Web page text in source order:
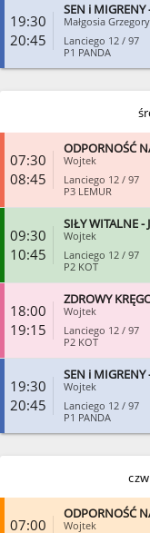
19:30
20:45
SEN i
Małgosia Grzegory
Lanciego 12 / 97
P1 PANDA
07:30
08:45
ODPORNOŚĆ
Wojtek
Lanciego 12 / 97
P3 LEMUR
09:30
10:45
SIŁY WITALNE
Wojtek
Lanciego 12 / 97
P2 KOT
18:00
19:15
ZDROWY
Wojtek
Lanciego 12 / 97
P2 KOT
19:30
20:45
SEN i
Wojtek
Lanciego 12 / 97
P1 PANDA
07:00
ODPORNOŚĆ
Wojtek